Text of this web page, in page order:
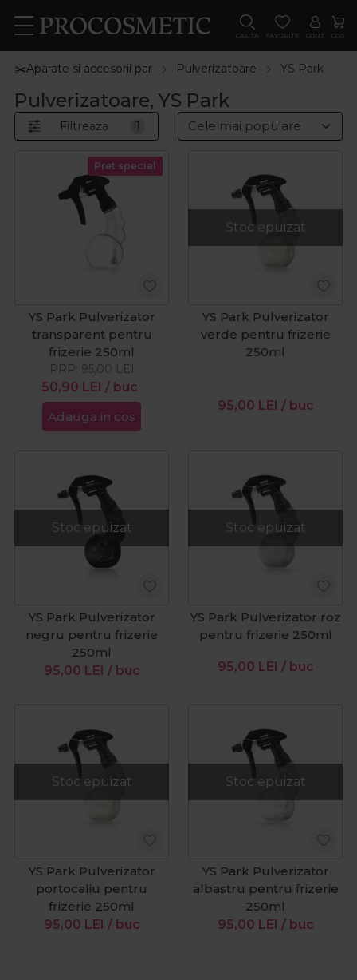
CAUTA FAVORITE CONT COS
✂️Aparate si accesorii par Pulverizatoare YS Park
Pulverizatoare, YS Park
Filtreaza 1
Pret special
YS Park Pulverizator
transparent pentru
frizerie 250ml
50,90 LEI / buc
PRP: 95,00 LEI
Adauga in cos
Stoc epuizat
YS Park Pulverizator
verde pentru frizerie
250ml
95,00 LEI / buc
Stoc epuizat
YS Park Pulverizator
negru pentru frizerie
250ml
95,00 LEI / buc
Stoc epuizat
YS Park Pulverizator roz
pentru frizerie 250ml
95,00 LEI / buc
Stoc epuizat
YS Park Pulverizator
portocaliu pentru
frizerie 250ml
95,00 LEI / buc
Stoc epuizat
YS Park Pulverizator
albastru pentru frizerie
250ml
95,00 LEI / buc